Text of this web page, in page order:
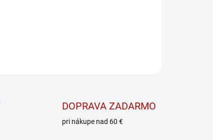
DOPRAVA ZADARMO
pri nákupe nad 60 €